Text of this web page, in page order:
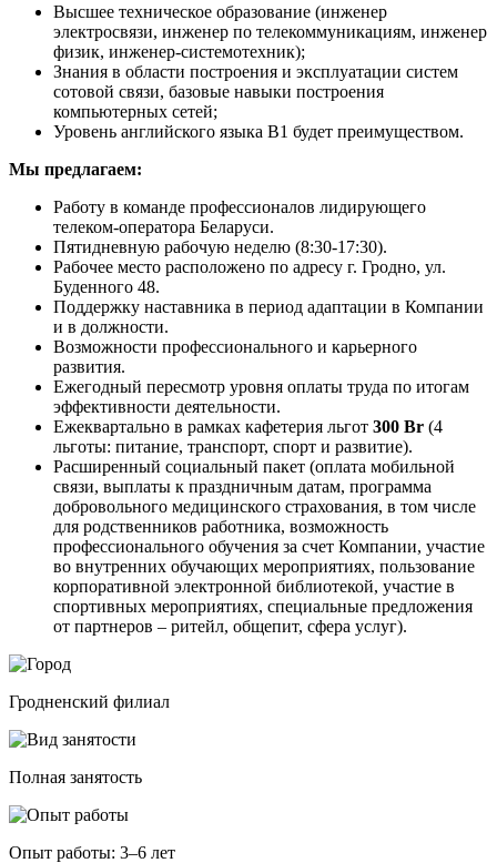
Высшее техническое образование (инженер
электросвязи, инженер по телекоммуникациям, инженер
физик, инженер-системотехник);
Знания в области построения и эксплуатации систем
сотовой связи, базовые навыки построения
компьютерных сетей;
Уровень английского языка В1 будет преимуществом.
Мы предлагаем:
Работу в команде профессионалов лидирующего
телеком-оператора Беларуси.
Пятидневную рабочую неделю (8:30-17:30).
Рабочее место расположено по адресу г. Гродно, ул.
Буденного 48.
Поддержку наставника в период адаптации в Компании
и в должности.
Возможности профессионального и карьерного
развития.
Ежегодный пересмотр уровня оплаты труда по итогам
эффективности деятельности.
Ежеквартально в рамках кафетерия льгот 300 Br (4
льготы: питание, транспорт, спорт и развитие).
Расширенный социальный пакет (оплата мобильной
связи, выплаты к праздничным датам, программа
добровольного медицинского страхования, в том числе
для родственников работника, возможность
профессионального обучения за счет Компании, участие
во внутренних обучающих мероприятиях, пользование
корпоративной электронной библиотекой, участие в
спортивных мероприятиях, специальные предложения
от партнеров – ритейл, общепит, сфера услуг).
Гродненский филиал
Полная занятость
Опыт работы: 3–6 лет